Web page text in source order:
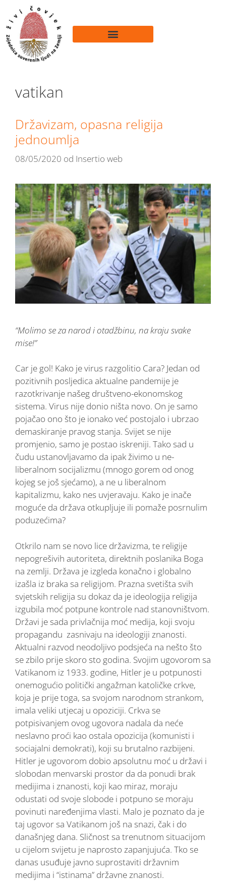
vatikan
Državizam, opasna religija
jednoumlja
08/05/2020 od Insertio web
“Molimo se za narod i otadžbinu, na kraju svake
mise!”
Car je gol! Kako je virus razgolitio Cara? Jedan od
pozitivnih posljedica aktualne pandemije je
razotkrivanje našeg društveno-ekonomskog
sistema. Virus nije donio ništa novo. On je samo
pojačao ono što je ionako već postojalo i ubrzao
demaskiranje pravog stanja. Svijet se nije
promjenio, samo je postao iskreniji. Tako sad u
čudu ustanovljavamo da ipak živimo u ne-
liberalnom socijalizmu (mnogo gorem od onog
kojeg se još sjećamo), a ne u liberalnom
kapitalizmu, kako nes uvjeravaju. Kako je inače
moguće da država otkupljuje ili pomaže posrnulim
poduzećima?
Otkrilo nam se novo lice državizma, te religije
nepogrešivih autoriteta, direktnih poslanika Boga
na zemlji. Država je izgleda konačno i globalno
izašla iz braka sa religijom. Prazna svetišta svih
svjetskih religija su dokaz da je ideologija religija
izgubila moć potpune kontrole nad stanovništvom.
Državi je sada privlačnija moć medija, koji svoju
propagandu zasnivaju na ideologiji znanosti.
Aktualni razvod neodoljivo podsjeća na nešto što
se zbilo prije skoro sto godina. Svojim ugovorom sa
Vatikanom iz 1933. godine, Hitler je u potpunosti
onemogućio politički angažman katoličke crkve,
koja je prije toga, sa svojom narodnom strankom,
imala veliki utjecaj u opoziciji. Crkva se
potpisivanjem ovog ugovora nadala da neće
neslavno proći kao ostala opozicija (komunisti i
sociajalni demokrati), koji su brutalno razbijeni.
Hitler je ugovorom dobio apsolutnu moć u državi i
slobodan menvarski prostor da da ponudi brak
medijima i znanosti, koji kao miraz, moraju
odustati od svoje slobode i potpuno se moraju
povinuti naređenjima vlasti. Malo je poznato da je
taj ugovor sa Vatikanom još na snazi, čak i do
današnjeg dana. Sličnost sa trenutnom situacijom
u cijelom svijetu je naprosto zapanjujuća. Tko se
danas usuđuje javno suprostaviti državnim
medijima i “istinama” državne znanosti.